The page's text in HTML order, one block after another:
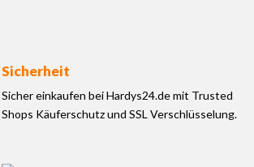
Sicherheit
Sicher einkaufen bei Hardys24.de mit Trusted
Shops Käuferschutz und SSL Verschlüsselung.